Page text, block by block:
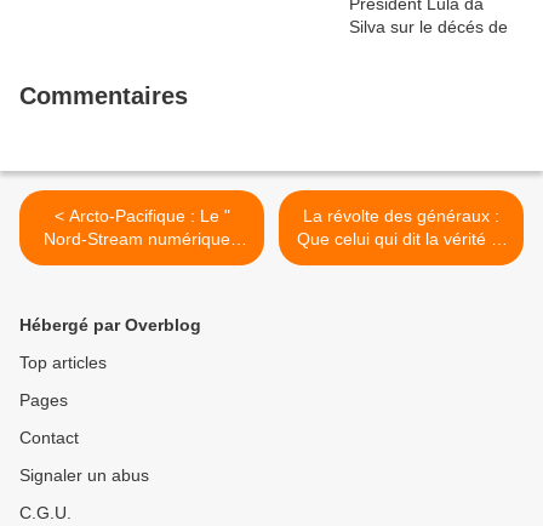
Commentaires
< Arcto-Pacifique : Le "
Nord-Stream numérique "
sera mis en chantier au
La révolte des généraux :
Que celui qui dit la vérité ...
>
Hébergé par Overblog
Top articles
Pages
Contact
Signaler un abus
C.G.U.